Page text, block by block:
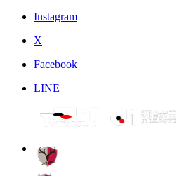
Instagram
X
Facebook
LINE